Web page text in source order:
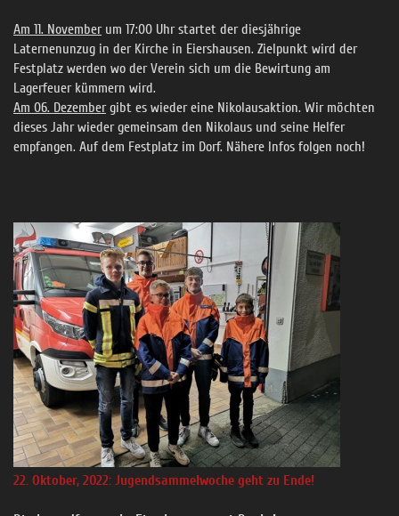
Am 11. Novemberum 17:00 Uhr startet der diesjährige
Laternenunzug in der Kirche in Eiershausen. Zielpunkt wird der
Festplatz werden wo der Verein sich um die Bewirtung am
Lagerfeuer kümmern wird.
Am 06. Dezembergibt es wieder eine Nikolausaktion. Wir möchten
dieses Jahr wieder gemeinsam den Nikolaus und seine Helfer
empfangen. Auf dem Festplatz im Dorf. Nähere Infos folgen noch!
22. Oktober, 2022: Jugendsammelwoche geht zu Ende!